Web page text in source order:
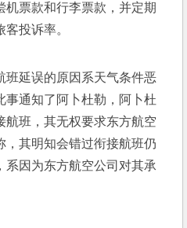
机票款和行李票款，并定期
投诉率。
班延误的原因系天气条件恶
事通知了阿卜杜勒，阿卜杜
航班，其无权要求东方航空
，其明知会错过衔接航班仍
系因为东方航空公司对其承